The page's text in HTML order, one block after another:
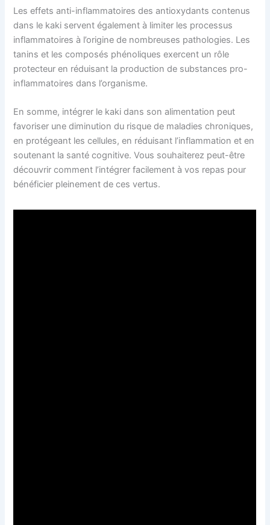
Les effets anti-inflammatoires des antioxydants contenus
dans le kaki servent également à limiter les processus
inflammatoires à l’origine de nombreuses pathologies. Les
tanins et les composés phénoliques exercent un rôle
protecteur en réduisant la production de substances pro-
inflammatoires dans l’organisme.
En somme, intégrer le kaki dans son alimentation peut
favoriser une diminution du risque de maladies chroniques,
en protégeant les cellules, en réduisant l’inflammation et en
soutenant la santé cognitive. Vous souhaiterez peut-être
découvrir comment l’intégrer facilement à vos repas pour
bénéficier pleinement de ces vertus.